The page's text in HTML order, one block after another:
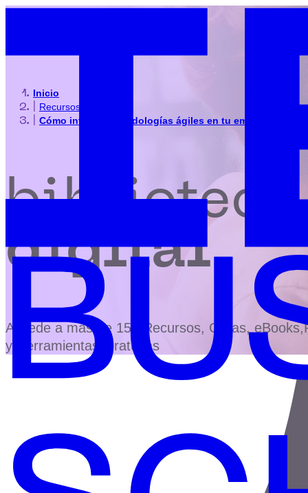
Inicio
Recursos
Cómo integrar metodologías ágiles en tu empresa
biblioteca
digital
Accede a más de 150 Recursos, Guías,
y Herramientas Gratuitas